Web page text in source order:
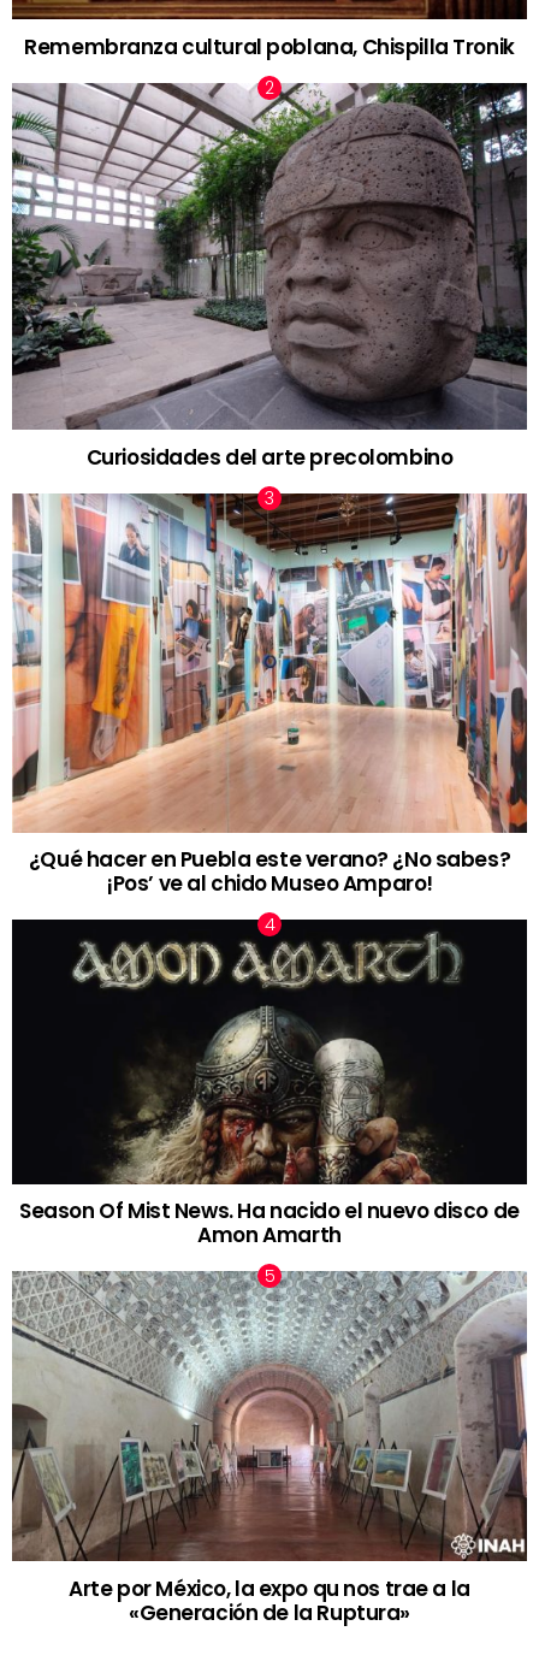
Remembranza cultural poblana, Chispilla Tronik
Curiosidades del arte precolombino
¿Qué hacer en Puebla este verano? ¿No sabes?
¡Pos’ ve al chido Museo Amparo!
Season Of Mist News. Ha nacido el nuevo disco de
Amon Amarth
Arte por México, la expo qu nos trae a la
«Generación de la Ruptura»